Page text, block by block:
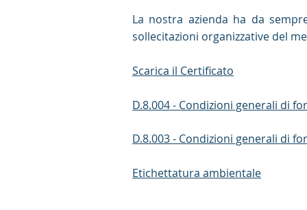
La nostra azienda ha da
sollecitazioni organizzative del
Scarica il Certificato
D.8.004 - Condizioni generali di
D.8.003 - Condizioni generali di
Etichettatura ambientale